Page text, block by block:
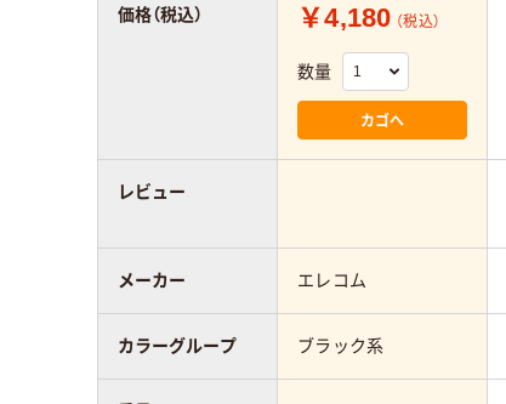
￥4,180 （税込）
数量
カゴへ
エレコム
ブラック系
価格（税込）
レビュー
メーカー
カラーグループ